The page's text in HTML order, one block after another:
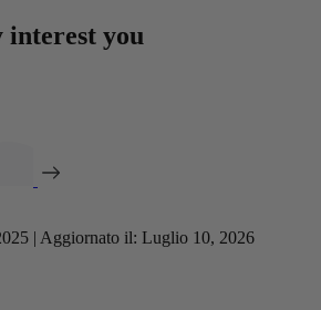
interest you
| Aggiornato il: Luglio 10, 2026